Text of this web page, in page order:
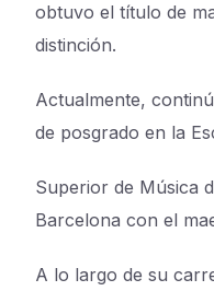
obtuvo el título de
distinción.
Actualmente,
de posgrado en la
Superior de Música
Barcelona con el
A lo largo de su